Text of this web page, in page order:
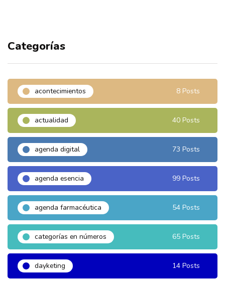
Categorías
acontecimientos 8 Posts
actualidad 40 Posts
agenda digital 73 Posts
agenda esencia 99 Posts
agenda farmacéutica 54 Posts
categorías en números 65 Posts
dayketing 14 Posts